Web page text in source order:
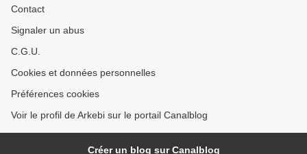
Contact
Signaler un abus
C.G.U.
Cookies et données personnelles
Préférences cookies
Voir le profil de Arkebi sur le portail Canalblog
Créer un blog sur Canalblog